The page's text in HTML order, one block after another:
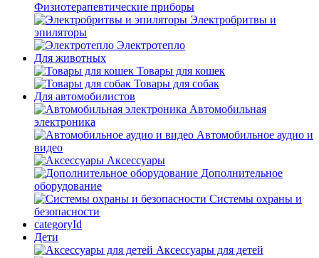
Физиотерапевтические приборы
Электробритвы и
эпиляторы
Электротепло
Для животных
Товары для кошек
Товары для собак
Для автомобилистов
Автомобильная
электроника
Автомобильное аудио и
видео
Аксессуары
Дополнительное
оборудование
Системы охраны и
безопасности
categoryId
Дети
Аксессуары для детей